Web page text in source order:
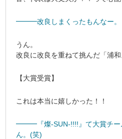
━━━改良しまくったもんなー。
うん。
改良に改良を重ねて挑んだ「浦和
【大賞受賞】
これは本当に嬉しかった！！
━━━『燦-SUN-!!!!』て大賞チー
ん。(笑)